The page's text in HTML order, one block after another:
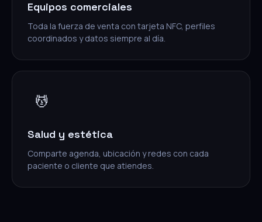
Equipos comerciales
Toda la fuerza de venta con tarjeta NFC, perfiles
coordinados y datos siempre al día.
💆
Salud y estética
Comparte agenda, ubicación y redes con cada
paciente o cliente que atiendes.